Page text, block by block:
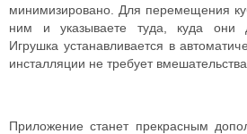
минимизировано. Для перемещения
ним и указываете туда, куда они
Игрушка устанавливается в
инсталляции не требует вмешательства
Приложение станет прекрасным